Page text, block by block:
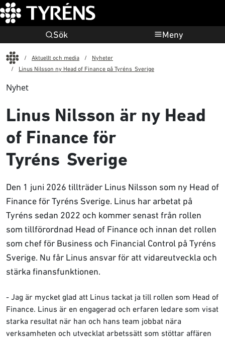
Sök Meny
Aktuellt och media
Nyheter
Linus Nilsson ny Head of Finance på Tyréns Sverige
Nyhet
Linus Nilsson är ny Head
of Finance för
Tyréns Sverige
Den 1 juni 2026 tillträder Linus Nilsson som ny Head of
Finance för Tyréns Sverige. Linus har arbetat på
Tyréns sedan 2022 och kommer senast från rollen
som tillförordnad Head of Finance och innan det rollen
som chef för Business och Financial Control på Tyréns
Sverige. Nu får Linus ansvar för att vidareutveckla och
stärka finansfunktionen.
- Jag är mycket glad att Linus tackat ja till rollen som Head of
Finance. Linus är en engagerad och erfaren ledare som visat
starka resultat när han och hans team jobbat nära
verksamheten och utvecklat arbetssätt som stöttar affären